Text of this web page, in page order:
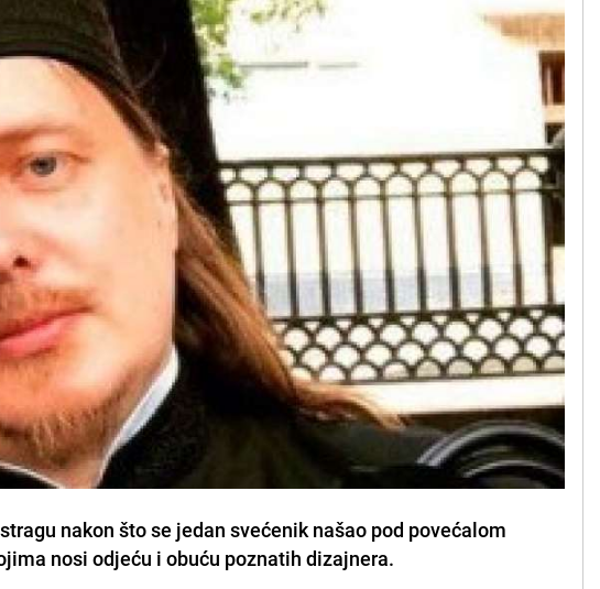
nakon što se jedan svećenik našao pod povećalom
nosi odjeću i obuću poznatih dizajnera.